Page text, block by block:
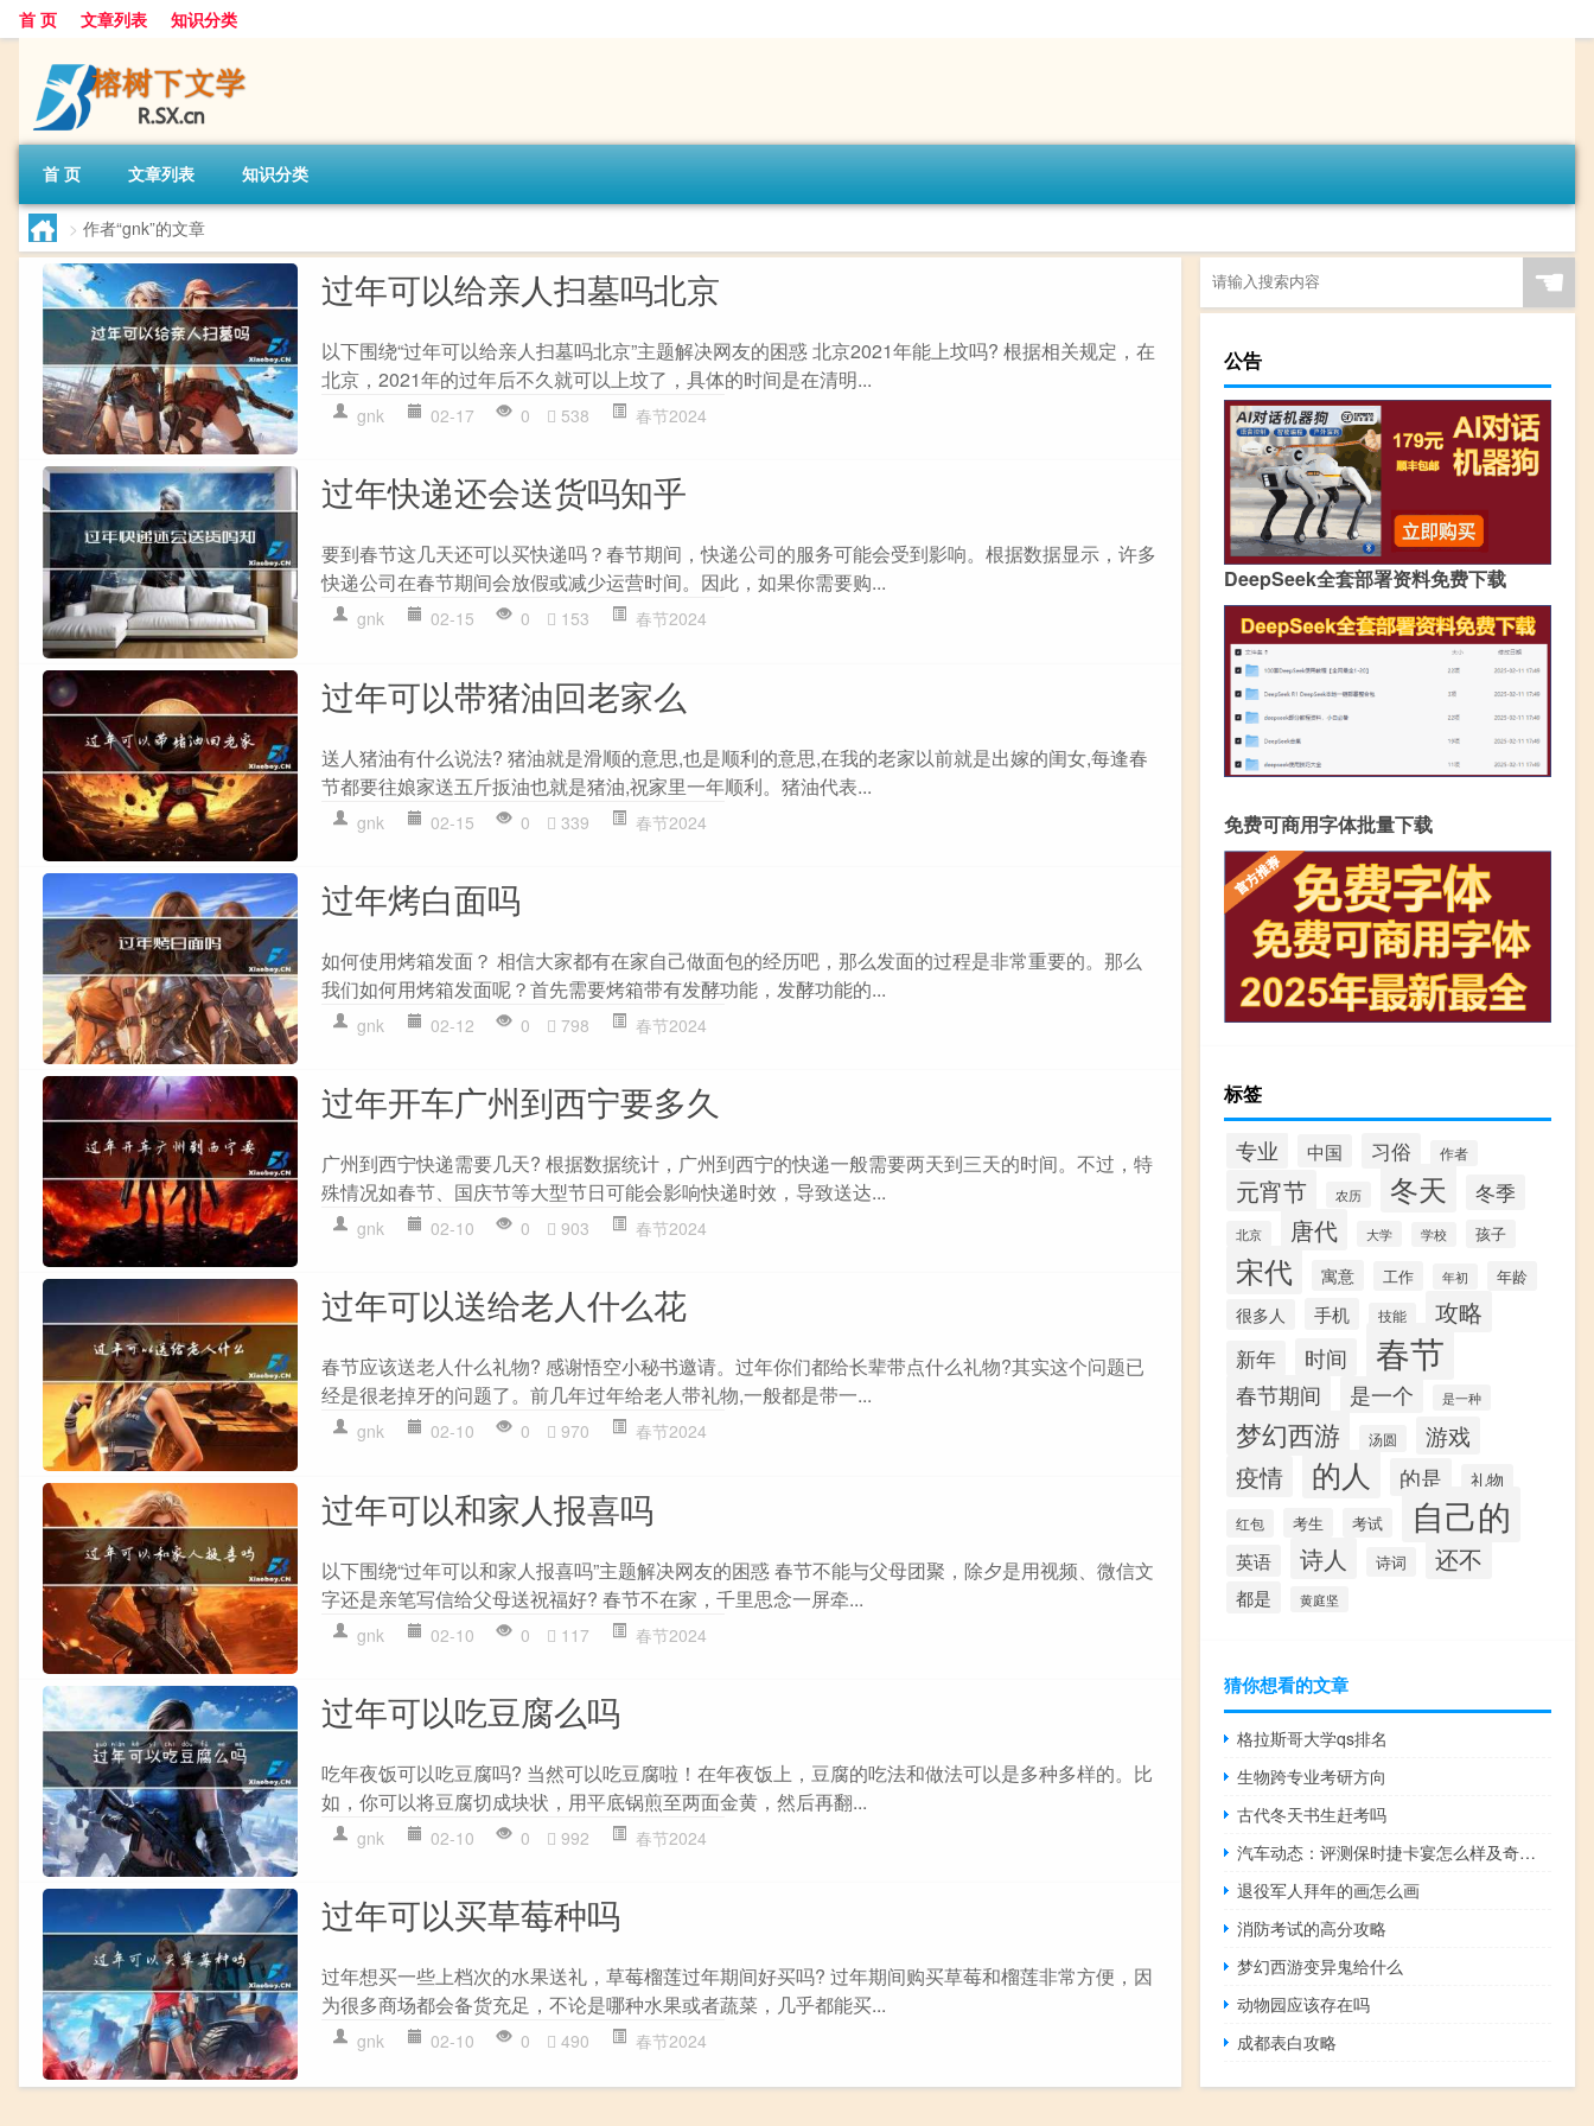
首 页 文章列表 知识分类
首 页 文章列表 知识分类
> 作者“gnk”的文章
过年可以给亲人扫墓吗北京
以下围绕“过年可以给亲人扫墓吗北京”主题解决网友的困惑 北京2021年能上坟吗? 根据相关规定，在
北京，2021年的过年后不久就可以上坟了，具体的时间是在清明...
gnk 02-17 0 538 春节2024
过年快递还会送货吗知乎
要到春节这几天还可以买快递吗？春节期间，快递公司的服务可能会受到影响。根据数据显示，许多
快递公司在春节期间会放假或减少运营时间。因此，如果你需要购...
gnk 02-15 0 153 春节2024
过年可以带猪油回老家么
送人猪油有什么说法? 猪油就是滑顺的意思,也是顺利的意思,在我的老家以前就是出嫁的闺女,每逢春
节都要往娘家送五斤扳油也就是猪油,祝家里一年顺利。猪油代表...
gnk 02-15 0 339 春节2024
过年烤白面吗
如何使用烤箱发面？ 相信大家都有在家自己做面包的经历吧，那么发面的过程是非常重要的。那么
我们如何用烤箱发面呢？首先需要烤箱带有发酵功能，发酵功能的...
gnk 02-12 0 798 春节2024
过年开车广州到西宁要多久
广州到西宁快递需要几天? 根据数据统计，广州到西宁的快递一般需要两天到三天的时间。不过，特
殊情况如春节、国庆节等大型节日可能会影响快递时效，导致送达...
gnk 02-10 0 903 春节2024
过年可以送给老人什么花
春节应该送老人什么礼物? 感谢悟空小秘书邀请。过年你们都给长辈带点什么礼物?其实这个问题已
经是很老掉牙的问题了。前几年过年给老人带礼物,一般都是带一...
gnk 02-10 0 970 春节2024
过年可以和家人报喜吗
以下围绕“过年可以和家人报喜吗”主题解决网友的困惑 春节不能与父母团聚，除夕是用视频、微信文
字还是亲笔写信给父母送祝福好? 春节不在家，千里思念一屏牵...
gnk 02-10 0 117 春节2024
过年可以吃豆腐么吗
吃年夜饭可以吃豆腐吗? 当然可以吃豆腐啦！在年夜饭上，豆腐的吃法和做法可以是多种多样的。比
如，你可以将豆腐切成块状，用平底锅煎至两面金黄，然后再翻...
gnk 02-10 0 992 春节2024
过年可以买草莓种吗
过年想买一些上档次的水果送礼，草莓榴莲过年期间好买吗? 过年期间购买草莓和榴莲非常方便，因
为很多商场都会备货充足，不论是哪种水果或者蔬菜，几乎都能买...
gnk 02-10 0 490 春节2024
☚
公告
DeepSeek全套部署资料免费下载
免费可商用字体批量下载
标签
专业 中国 习俗 作者
元宵节 农历 冬天 冬季
北京 唐代 大学 学校 孩子
宋代 寓意 工作 年初 年龄
很多人 手机 技能 攻略
新年 时间 春节
春节期间 是一个 是一种
梦幻西游 汤圆 游戏
疫情 的人 的是 礼物
红包 考生 考试 自己的
英语 诗人 诗词 还不
都是 黄庭坚
猜你想看的文章
格拉斯哥大学qs排名
生物跨专业考研方向
古代冬天书生赶考吗
汽车动态：评测保时捷卡宴怎么样及奇瑞瑞虎5x多少钱
退役军人拜年的画怎么画
消防考试的高分攻略
梦幻西游变异鬼给什么
动物园应该存在吗
成都表白攻略